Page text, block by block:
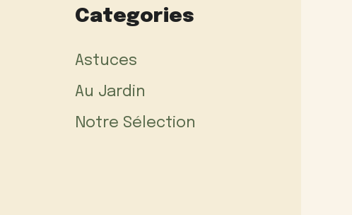
Categories
Astuces
Au Jardin
Notre Sélection